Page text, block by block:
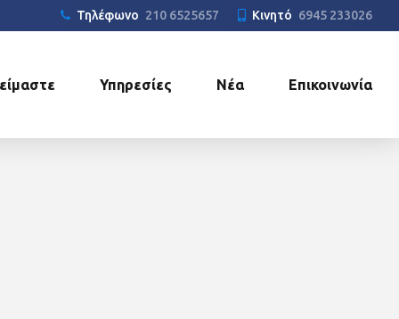
Τηλέφωνο 210 6525657 Κινητό 6945 233026
Υπηρεσίες Νέα Επικοινωνία